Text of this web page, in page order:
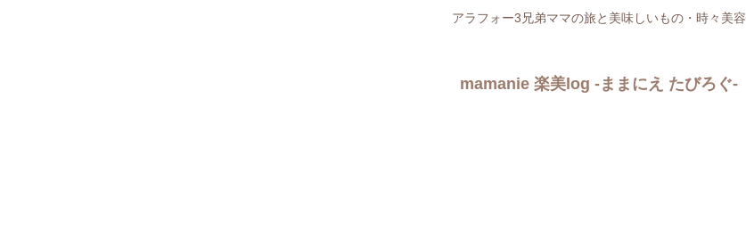
アラフォー3兄弟ママの旅と美味しいもの・時々美容
mamanie 楽美log -ままにえ たびろぐ-